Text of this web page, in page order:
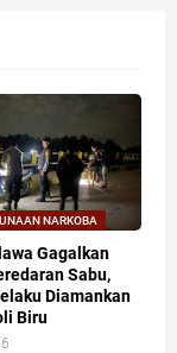
NARKOBA
Gagalkan
Sabu,
Diamankan
Biru